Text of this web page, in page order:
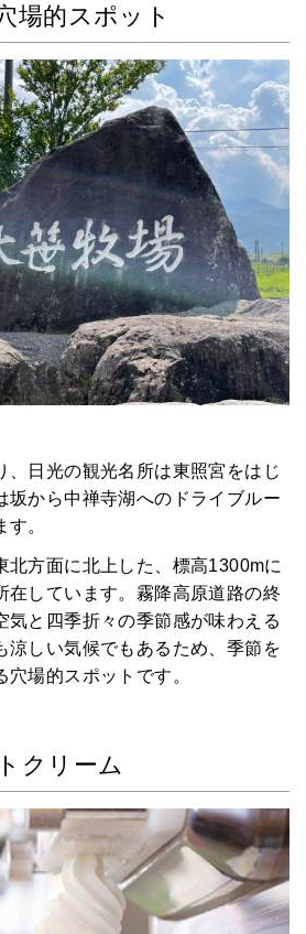
HOME
んなのコラム
場的スポット
、日光の観光名所は東照宮をはじ
坂から中禅寺湖へのドライブルー
。
北方面に北上した、標高1300mに
在しています。霧降高原道路の終
気と四季折々の季節感が味わえる
涼しい気候でもあるため、季節を
場的スポットです。
クリーム